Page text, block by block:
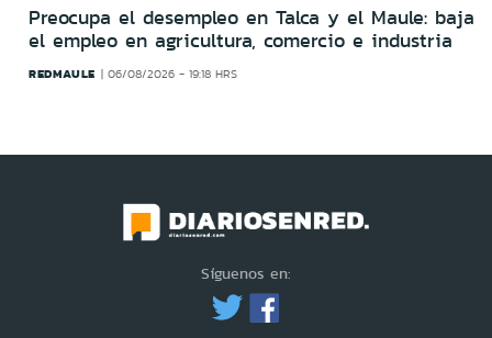
Preocupa el desempleo en Talca y el Maule: baja
el empleo en agricultura, comercio e industria
REDMAULE 06/08/2026 - 19:18 HRS
Síguenos en: